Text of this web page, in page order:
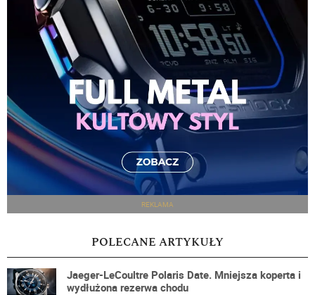
REKLAMA
POLECANE ARTYKUŁY
Jaeger-LeCoultre Polaris Date. Mniejsza koperta i
wydłużona rezerwa chodu